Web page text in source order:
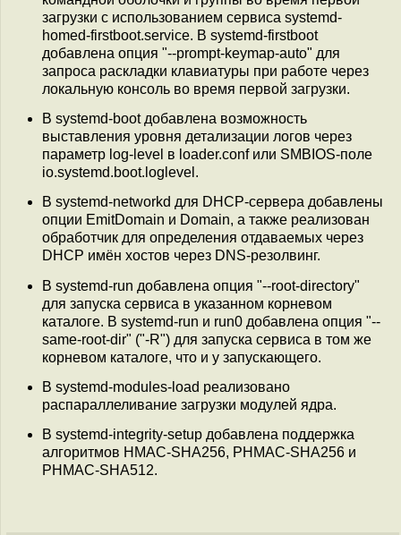
загрузки с использованием сервиса systemd-
homed-firstboot.service. В systemd-firstboot
добавлена опция "--prompt-keymap-auto" для
запроса раскладки клавиатуры при работе через
локальную консоль во время первой загрузки.
В systemd-boot добавлена возможность
выставления уровня детализации логов через
параметр log-level в loader.conf или SMBIOS-поле
io.systemd.boot.loglevel.
В systemd-networkd для DHCP-сервера добавлены
опции EmitDomain и Domain, а также реализован
обработчик для определения отдаваемых через
DHCP имён хостов через DNS-резолвинг.
В systemd-run добавлена опция "--root-directory"
для запуска сервиса в указанном корневом
каталоге. В systemd-run и run0 добавлена опция "--
same-root-dir" ("-R") для запуска сервиса в том же
корневом каталоге, что и у запускающего.
В systemd-modules-load реализовано
распараллеливание загрузки модулей ядра.
В systemd-integrity-setup добавлена поддержка
алгоритмов HMAC-SHA256, PHMAC-SHA256 и
PHMAC-SHA512.